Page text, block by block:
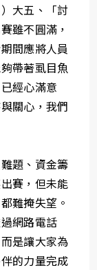
大五、「討
雖不圓滿，
間應將人員
帶著虱目魚
經心滿意
關心，我們
題、資金籌
賽，但未能
難掩失望。
網路電話
是讓大家為
的力量完成